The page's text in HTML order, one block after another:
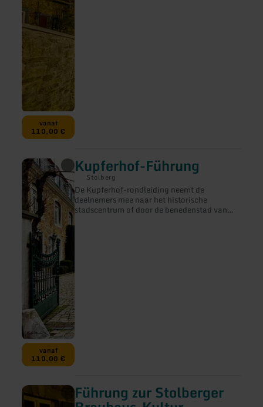
vanaf
110,00 €
vanaf
110,00 €
Kupferhof-Führung
Stolberg
De Kupferhof-rondleiding neemt de
deelnemers mee naar het historische
stadscentrum of door de benedenstad van
meer
informatie
over:
Kupferhof-
Führung
Führung zur Stolberger
meer
informatie